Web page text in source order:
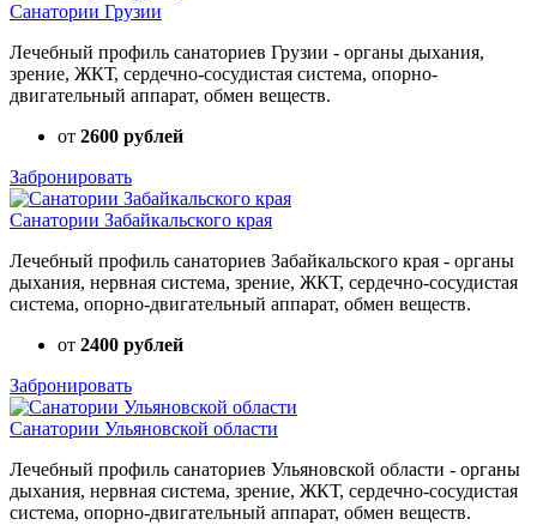
Санатории Грузии
Лечебный профиль санаториев Грузии - органы дыхания,
зрение, ЖКТ, сердечно-сосудистая система, опорно-
двигательный аппарат, обмен веществ.
от 2600 рублей
Забронировать
Санатории Забайкальского края
Лечебный профиль санаториев Забайкальского края - органы
дыхания, нервная система, зрение, ЖКТ, сердечно-сосудистая
система, опорно-двигательный аппарат, обмен веществ.
от 2400 рублей
Забронировать
Санатории Ульяновской области
Лечебный профиль санаториев Ульяновской области - органы
дыхания, нервная система, зрение, ЖКТ, сердечно-сосудистая
система, опорно-двигательный аппарат, обмен веществ.